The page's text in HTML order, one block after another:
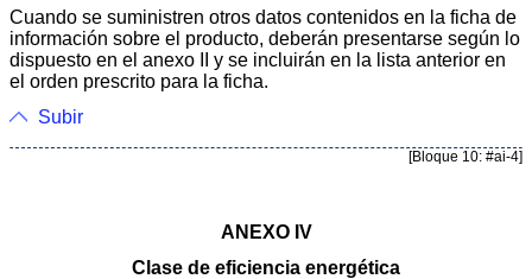
Cuando se suministren otros datos contenidos en la ficha de
información sobre el producto, deberán presentarse según lo
dispuesto en el anexo II y se incluirán en la lista anterior en
el orden prescrito para la ficha.
Subir
[Bloque 10: #ai-4]
ANEXO IV
Clase de eficiencia energética